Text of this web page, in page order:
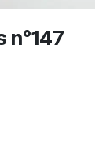
n°147